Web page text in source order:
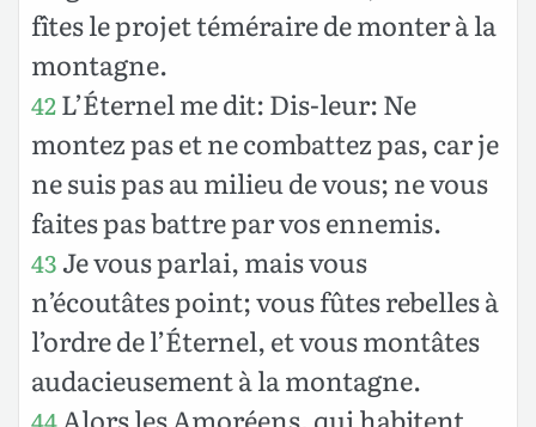
fîtes le projet téméraire de monter à la
montagne.
42L’Éternel me dit: Dis-leur: Ne
montez pas et ne combattez pas, car je
ne suis pas au milieu de vous; ne vous
faites pas battre par vos ennemis.
43 Je vous parlai, mais vous
n’écoutâtes point; vous fûtes rebelles à
l’ordre de l’Éternel, et vous montâtes
audacieusement à la montagne.